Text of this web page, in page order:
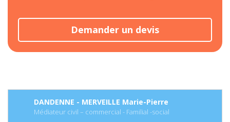
Demander un devis
DANDENNE - MERVEILLE Marie-Pierre
Médiateur civil – commercial - Familial -social